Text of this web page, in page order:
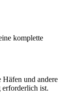
komplette
und andere
erforderlich ist.